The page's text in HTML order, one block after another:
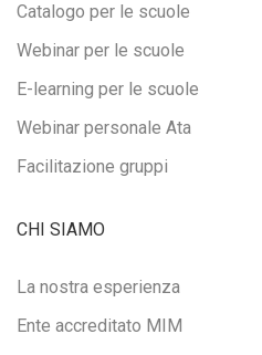
Catalogo per le scuole
Webinar per le scuole
E-learning per le scuole
Webinar personale Ata
Facilitazione gruppi
CHI SIAMO
La nostra esperienza
Ente accreditato MIM